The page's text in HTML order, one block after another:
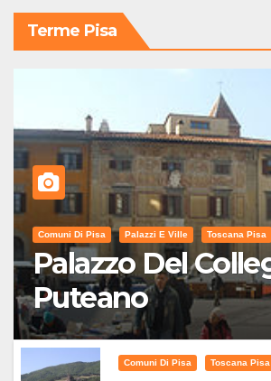
Terme Pisa
Comuni Di Pisa Palazzi E Ville Toscana Pisa
Palazzo Del
Puteano
Comuni Di Pisa Toscana Pisa